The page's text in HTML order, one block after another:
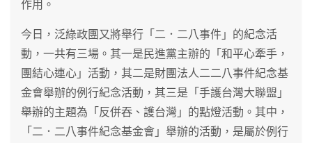
作用。
今日，泛綠政團又將舉行「二．二八事件」的紀念活
動，一共有三場。其一是民進黨主辦的「和平心牽手，
團結心連心」活動，其二是財團法人二二八事件紀念基
金會舉辦的例行紀念活動，其三是「手護台灣大聯盟」
舉辦的主題為「反併吞、護台灣」的點燈活動。其中，
「二．二八事件紀念基金會」舉辦的活動，是屬於例行